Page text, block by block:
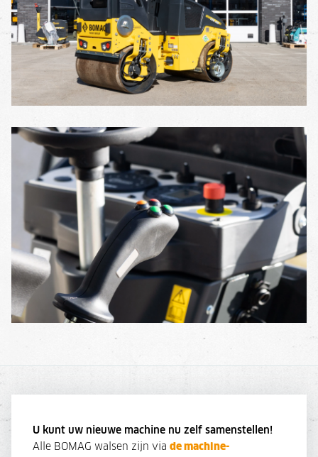
U kunt uw nieuwe machine nu zelf samenstellen!
Alle BOMAG walsen zijn via de machine-